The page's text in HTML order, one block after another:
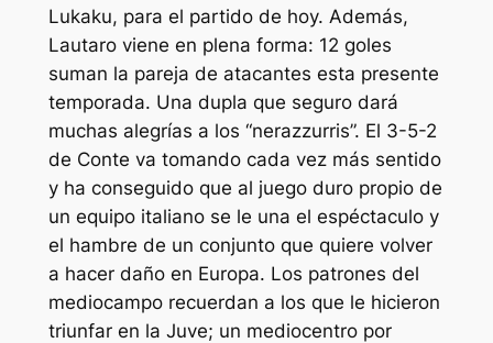
Lukaku, para el partido de hoy. Además,
Lautaro viene en plena forma: 12 goles
suman la pareja de atacantes esta presente
temporada. Una dupla que seguro dará
muchas alegrías a los “nerazzurris”. El 3-5-2
de Conte va tomando cada vez más sentido
y ha conseguido que al juego duro propio de
un equipo italiano se le una el espéctaculo y
el hambre de un conjunto que quiere volver
a hacer daño en Europa. Los patrones del
mediocampo recuerdan a los que le hicieron
triunfar en la Juve; un mediocentro por